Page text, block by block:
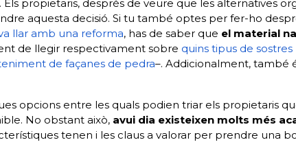
Els propietaris, després de veure que les alternatives
aquesta decisió. Si tu també optes per fer-ho
llar amb una reforma, has de saber que el material
de llegir respectivament sobre quins tipus de
de façanes de pedra–. Addicionalment, també
opcions entre les quals podien triar els propietaris
No obstant això, avui dia existeixen molts més
tenen i les claus a valorar per prendre una